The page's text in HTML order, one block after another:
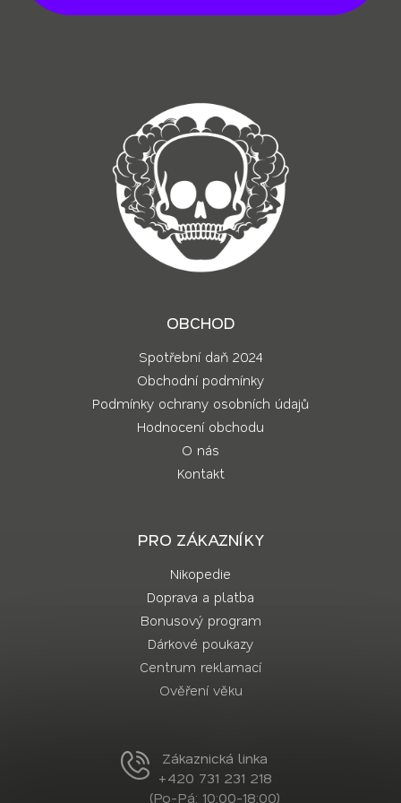
OBCHOD
Spotřební daň 2024
Obchodní podmínky
Podmínky ochrany osobních údajů
Hodnocení obchodu
O nás
Kontakt
PRO ZÁKAZNÍKY
Nikopedie
Doprava a platba
Bonusový program
Dárkové poukazy
Centrum reklamací
Ověření věku
Zákaznická linka
+420 731 231 218
(Po-Pá: 10:00-18:00)